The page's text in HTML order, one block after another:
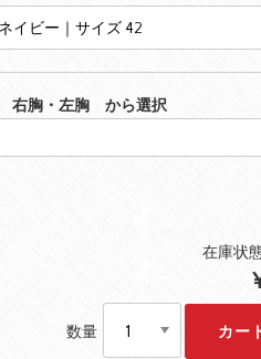
右胸・左胸 から選択
在庫状
数量